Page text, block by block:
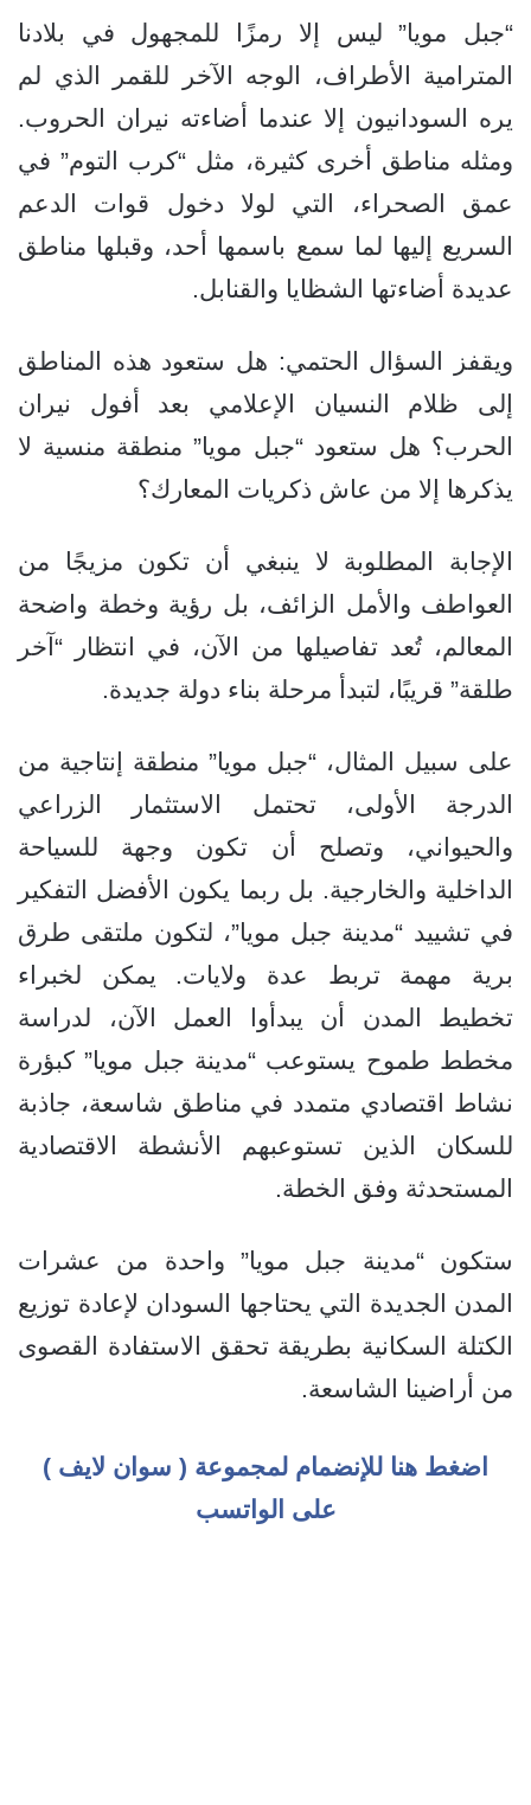
“جبل مويا” ليس إلا رمزًا للمجهول في بلادنا
المترامية الأطراف، الوجه الآخر للقمر الذي لم
يره السودانيون إلا عندما أضاءته نيران الحروب.
ومثله مناطق أخرى كثيرة، مثل “كرب التوم” في
عمق الصحراء، التي لولا دخول قوات الدعم
السريع إليها لما سمع باسمها أحد، وقبلها مناطق
عديدة أضاءتها الشظايا والقنابل.
ويقفز السؤال الحتمي: هل ستعود هذه المناطق
إلى ظلام النسيان الإعلامي بعد أفول نيران
الحرب؟ هل ستعود “جبل مويا” منطقة منسية لا
يذكرها إلا من عاش ذكريات المعارك؟
الإجابة المطلوبة لا ينبغي أن تكون مزيجًا من
العواطف والأمل الزائف، بل رؤية وخطة واضحة
المعالم، تُعد تفاصيلها من الآن، في انتظار “آخر
طلقة” قريبًا، لتبدأ مرحلة بناء دولة جديدة.
على سبيل المثال، “جبل مويا” منطقة إنتاجية من
الدرجة الأولى، تحتمل الاستثمار الزراعي
والحيواني، وتصلح أن تكون وجهة للسياحة
الداخلية والخارجية. بل ربما يكون الأفضل التفكير
في تشييد “مدينة جبل مويا”، لتكون ملتقى طرق
برية مهمة تربط عدة ولايات. يمكن لخبراء
تخطيط المدن أن يبدأوا العمل الآن، لدراسة
مخطط طموح يستوعب “مدينة جبل مويا” كبؤرة
نشاط اقتصادي متمدد في مناطق شاسعة، جاذبة
للسكان الذين تستوعبهم الأنشطة الاقتصادية
المستحدثة وفق الخطة.
ستكون “مدينة جبل مويا” واحدة من عشرات
المدن الجديدة التي يحتاجها السودان لإعادة توزيع
الكتلة السكانية بطريقة تحقق الاستفادة القصوى
من أراضينا الشاسعة.
اضغط هنا للإنضمام لمجموعة ( سوان لايف )
على الواتسب